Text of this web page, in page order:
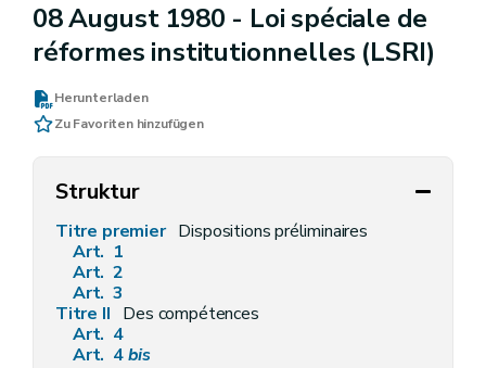
08 August 1980 - Loi spéciale de
réformes institutionnelles (LSRI)
Herunterladen
Zu Favoriten hinzufügen
Struktur
Titre premier Dispositions préliminaires
Art. 1
Art. 2
Art. 3
Titre II Des compétences
Art. 4
Art. 4bis